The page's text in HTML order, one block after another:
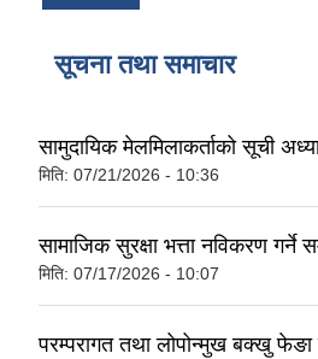
सूचना तथा समाचार
सामुदायिक मेलमिलाकर्ताको सूची
मिति: 07/21/2026 - 10:36
सामाजिक सुरक्षा भत्ता नविकरण गर्ने
मिति: 07/17/2026 - 10:07
परम्परागत तथा लोपोन्मुख बक्खु फेङा